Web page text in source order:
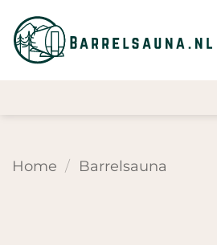
naar
inhoud
Home / Barrelsauna